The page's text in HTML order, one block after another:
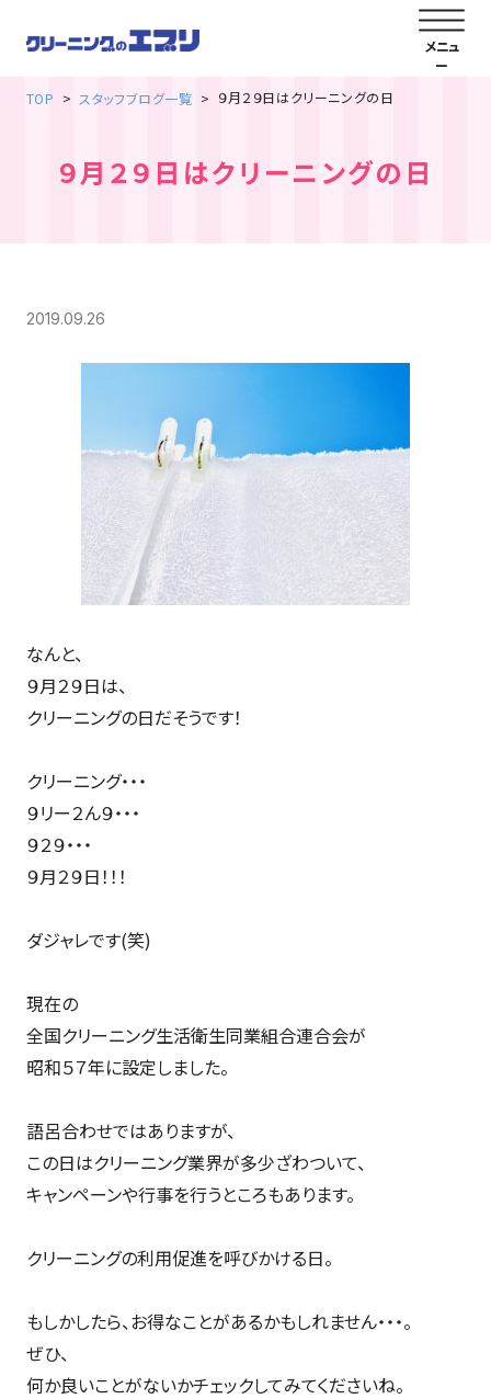
TOP スタッフブログ一覧 ９月２９日はクリーニングの日
９月２９日はクリーニングの日
2019.09.26
なんと、
９月２９日は、
クリーニングの日だそうです！
クリーニング・・・
９リー２ん９・・・
９２９・・・
９月２９日！！！
ダジャレです(笑)
現在の
全国クリーニング生活衛生同業組合連合会が
昭和５７年に設定しました。
語呂合わせではありますが、
この日はクリーニング業界が多少ざわついて、
キャンペーンや行事を行うところもあります。
クリーニングの利用促進を呼びかける日。
もしかしたら、お得なことがあるかもしれません・・・。
ぜひ、
何か良いことがないかチェックしてみてくださいね。